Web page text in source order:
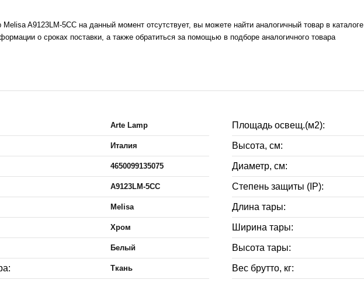
A9123LM-5CC на данный момент отсутствует, вы можете найти аналогичный товар в каталоге
о сроках поставки, а также обратиться за помощью в подборе аналогичного товара
Arte Lamp
Италия
4650099135075
A9123LM-5CC
Melisa
Хром
Белый
Ткань
Площадь освещ.(м2):
Высота, см:
Диаметр, см:
Степень защиты (IP):
Длина тары:
Ширина тары:
Высота тары:
Вес брутто, кг: